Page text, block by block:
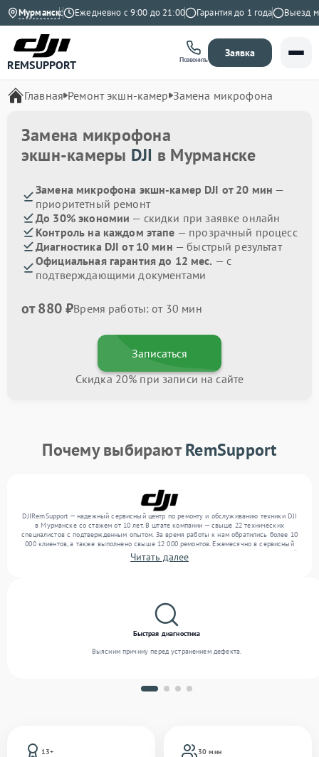
Мурманск
на Яндекс Ежедневно с 9:00 до 21:00 Гарантия до 1 года Выезд
REMSUPPORT Позвонить
Заявка
Главная Ремонт экшн-камер Замена микрофона
Замена микрофона
экшн-камеры DJI в Мурманске
Замена микрофона экшн-камер DJI от 20 мин —
приоритетный ремонт
До 30% экономии — скидки при заявке онлайн
Контроль на каждом этапе — прозрачный процесс
Диагностика DJI от 10 мин — быстрый результат
Официальная гарантия до 12 мес. — с
подтверждающими документами
от 880 ₽Время работы: от 30 мин
Записаться
Скидка 20% при записи на сайте
Почему выбираютRemSupport
DJIRemSupport — надежный сервисный центр по ремонту и обслуживанию техники DJI
в Мурманске со стажем от 10 лет. В штате компании — свыше 22 технических
специалистов с подтвержденным опытом. За время работы к нам обратились более 10
000 клиентов, а также выполнено свыше 12 000 ремонтов. Ежемесячно в сервисный
центр поступает свыше 300 единиц техники, включая , , . Мы беремся за задачи любой
сложности и гарантируем высокое качество обслуживания благодаря опыту
Читать далее
13+
30 мин
Быстрая диагностика
Выясним причину перед устранением дефекта.